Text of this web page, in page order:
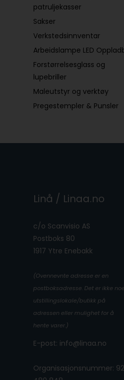
patruljekasser
Sakser
Verkstedsinnventar
Arbeidslampe LED
Forstørrelsesglass og
lupebriller
Maleutstyr og verktøy
Pregestempler & Punsler
Linå / Linaa.no
c/o Scanvisio AS
Postboks 80
1917 Ytre Enebakk
(Ovennevnte adresse er en
postboksadresse. Det er ikke noe
utstillingslokale/butikk på
adressen eller mulighet for å
hente varer.)
E-post: info@linaa.no
Organisasjonsnummer: